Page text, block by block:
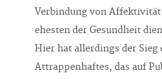
Verbindung von
ehesten der Gesundheit
Hier hat allerdings der Sieg
Attrappenhaftes, das auf